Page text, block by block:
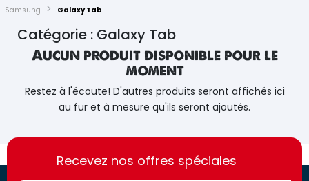
Samsung
Galaxy Tab
Catégorie : Galaxy Tab
Aucun produit disponible pour le
moment
Restez à l'écoute! D'autres produits seront affichés ici
au fur et à mesure qu'ils seront ajoutés.
https://france-
access.fr
https://france-
access.fr
Recevez nos offres spéciales